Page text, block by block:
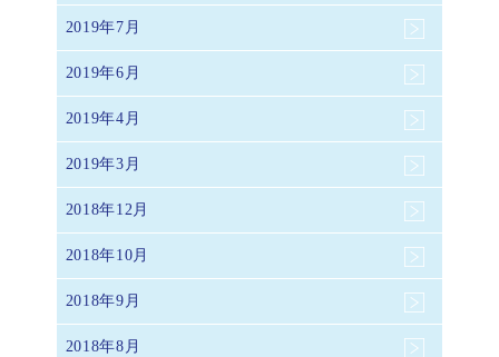
2019年7月
2019年6月
2019年4月
2019年3月
2018年12月
2018年10月
2018年9月
2018年8月